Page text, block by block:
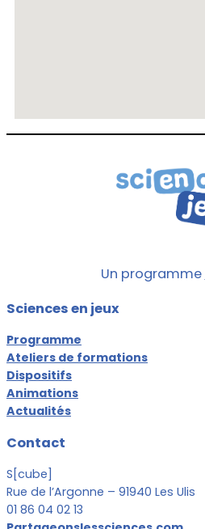
Un programme
Sciences en jeux
Programme
Ateliers de formations
Dispositifs
Animations
Actualités
Contact
S[cube]
Rue de l’Argonne – 91940 Les Ulis
01 86 04 02 13